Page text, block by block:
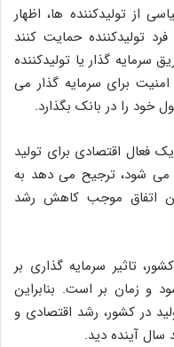
از تولیدکننده ها، اظهار
تولیدکننده حمایت کنند
سرمایه گذار یا تولیدکننده
برای سرمایه گذار می
خود را در بانک بگذارد.
فعال اقتصادی برای تولید
می شود، ترجیح می دهد به
اتفاق موجب کاهش رشد
تاثیر سرمایه گذاری بر
و زمان بر است. بنابراین
در کشور، رشد اقتصادی و
آینده دید.